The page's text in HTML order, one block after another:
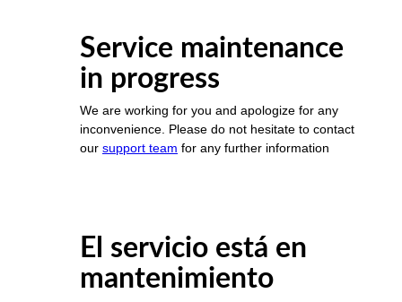
Service maintenance
in progress
We are working for you and apologize for any
inconvenience. Please do not hesitate to contact
our support team for any further information
El servicio está en
mantenimiento